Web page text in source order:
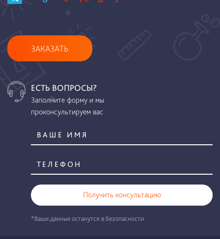
ЗАКАЗАТЬ
ЕСТЬ ВОПРОСЫ?
Заполните форму и мы
проконсультируем вас
Получить консультацию
*Ваши данные останутся в безопасности